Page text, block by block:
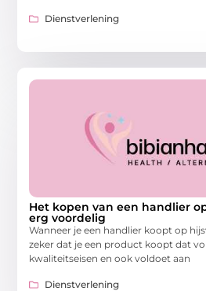
Dienstverlening
Het kopen van een handlier
erg voordelig
Wanneer je een handlier koopt op
zeker dat je een product koopt dat
kwaliteitseisen en ook voldoet aan
Dienstverlening